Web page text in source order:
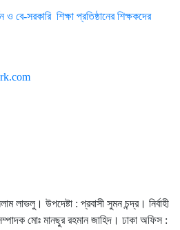
ও বে-সরকারি শিক্ষা প্রতিষ্ঠানের শিক্ষকদের
উপদেষ্টা : প্রবাসী সুমন চন্দ্র। নির্বাহী
মোঃ মানছুর রহমান জাহিদ। ঢাকা অফিস :